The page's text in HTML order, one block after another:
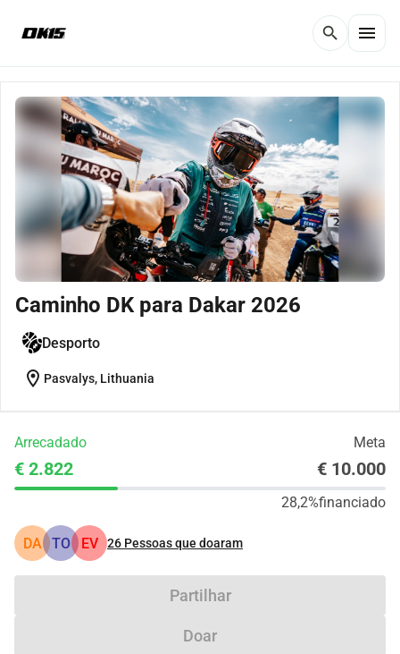
search menu
Caminho DK para Dakar 2026
Desporto
location_on Pasvalys, Lithuania
Arrecadado Meta
€ 2.822 € 10.000
28,2%financiado
DA TO EV 26 Pessoas que doaram
Partilhar
Doar